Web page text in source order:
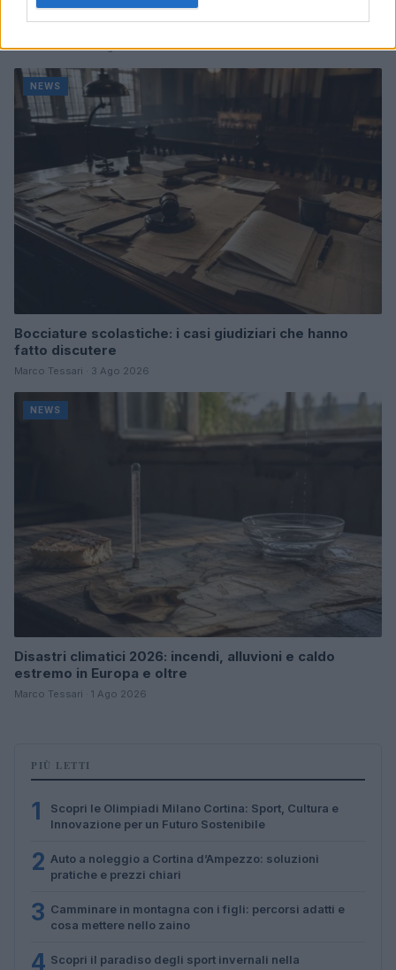
Don Antonio Mazzi: l’ultimo saluto a Milano tra
emozioni e canti
Marco Tessari · 3 Ago 2026
NEWS
Bocciature scolastiche: i casi giudiziari che hanno
fatto discutere
Marco Tessari · 3 Ago 2026
NEWS
Disastri climatici 2026: incendi, alluvioni e caldo
estremo in Europa e oltre
Marco Tessari · 1 Ago 2026
PIÙ LETTI
1
Scopri le Olimpiadi Milano Cortina: Sport, Cultura e
Innovazione per un Futuro Sostenibile
2 Auto a noleggio a Cortina d’Ampezzo: soluzioni
pratiche e prezzi chiari
3 Camminare in montagna con i figli: percorsi adatti e
cosa mettere nello zaino
4 Scopri il paradiso degli sport invernali nella